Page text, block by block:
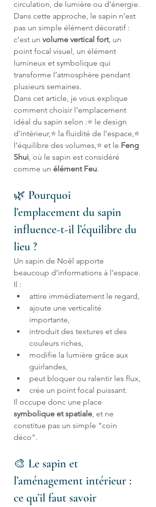
circulation, de lumière ou d’énergie.
Dans cette approche, le sapin n’est
pas un simple élément décoratif :
c’est un volume vertical fort, un
point focal visuel, un élément
lumineux et symbolique qui
transforme l’atmosphère pendant
plusieurs semaines.
Dans cet article, je vous explique
comment choisir l’emplacement
idéal du sapin selon :⭐ le design
d’intérieur,⭐ la fluidité de l’espace,⭐
l’équilibre des volumes,⭐ et le Feng
Shui, où le sapin est considéré
comme un élément Feu.
🌿 Pourquoi
l’emplacement du sapin
influence-t-il l’équilibre du
lieu ?
Un sapin de Noël apporte
beaucoup d’informations à l’espace.
Il :
attire immédiatement le regard,
ajoute une verticalité
importante,
introduit des textures et des
couleurs riches,
modifie la lumière grâce aux
guirlandes,
peut bloquer ou ralentir les flux,
crée un point focal puissant.
Il occupe donc une place
symbolique et spatiale, et ne
constitue pas un simple “coin
déco”.
🎨 Le sapin et
l’aménagement intérieur :
ce qu’il faut savoir